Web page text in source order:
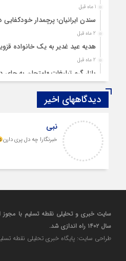
1 ماه قبل
سندن ایرانیان؛ پرچمدار
2 ماه قبل
هدیه عید غدیر به یک خانواده
2 ماه قبل
بازار گرم تبلیغات «امتحان به
قزوین ۱۴۰۴، گام‌هایی در سایه چالش‌ها
چهارشنبه‌ سوری بی‌غوغا
مردم قزوین زیر آوار گرانی مسکن
ازدواج «فردین» و «زهرا» در
دیدگاههای اخیر
نبی
خبرنگارا چه دل پری دارن
سایت خبری و تحلیلی نقطه تسلیم با مجوز
سال ۱۴۰۲ راه اندازی شد.
طراحی سایت: پایگاه خبری تحلیلی نقطه